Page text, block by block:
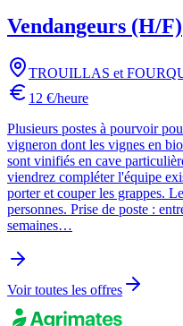
Vendangeurs (H/F)
TROUILLAS et
12 €/heure
Plusieurs postes à pourvoir
vigneron dont les vignes en
sont vinifiés en cave
viendrez compléter l'équipe
porter et couper les grappes.
personnes. Prise de poste :
semaines…
Voir toutes les offres